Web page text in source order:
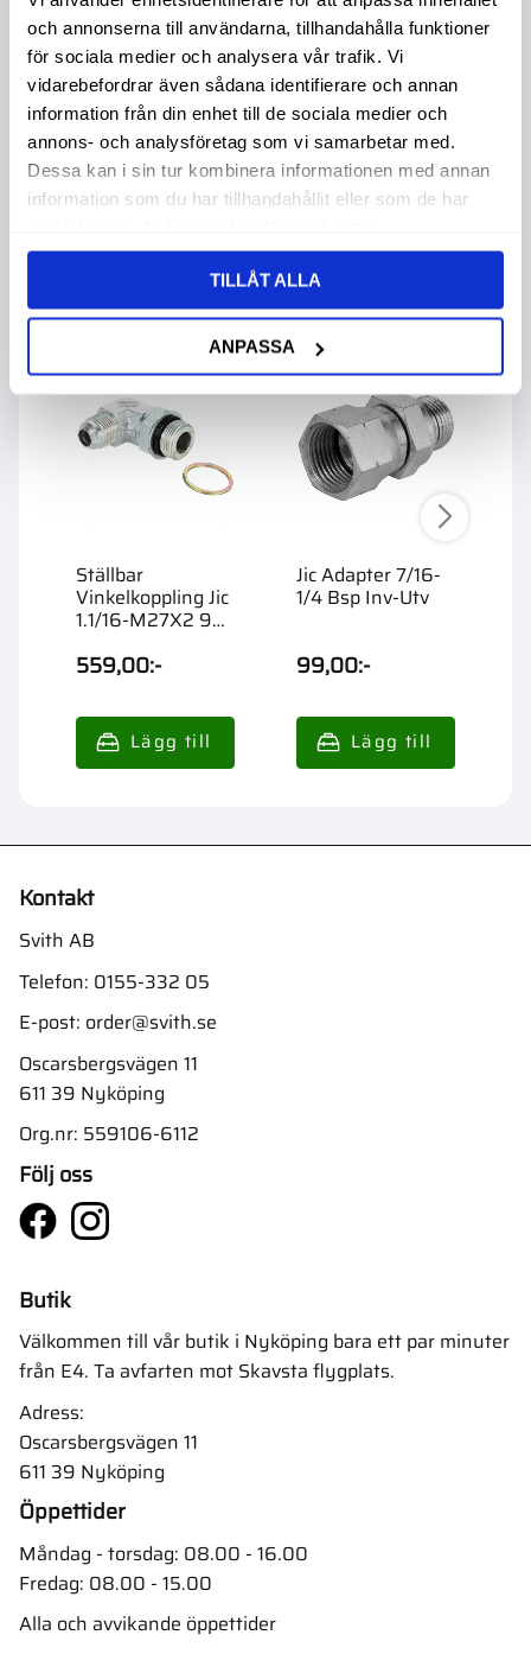
och annonserna till användarna, tillhandahålla funktioner
för sociala medier och analysera vår trafik. Vi
vidarebefordrar även sådana identifierare och annan
information från din enhet till de sociala medier och
annons- och analysföretag som vi samarbetar med.
Dessa kan i sin tur kombinera informationen med annan
information som du har tillhandahållit eller som de har
TILLÅT ALLA
ANPASSA
81,00:- 15,00:-
67,00:-
Andra köpte även
Ställbar
Vinkelkoppling Jic
1.1/16-M27X2 90
559,00:-
Jic Adapter 7/16-
1/4 Bsp Inv-Utv
99,00:-
Kontakt
Svith AB
Telefon: 0155-332 05
E-post: order@svith.se
Oscarsbergsvägen 11
611 39 Nyköping
Org.nr: 559106-6112
Följ oss
Butik
Välkommen till vår butik i Nyköping bara ett par minuter
från E4. Ta avfarten mot Skavsta flygplats.
Adress:
Oscarsbergsvägen 11
611 39 Nyköping
Öppettider
Måndag - torsdag: 08.00 - 16.00
Fredag: 08.00 - 15.00
Alla och avvikande öppettider